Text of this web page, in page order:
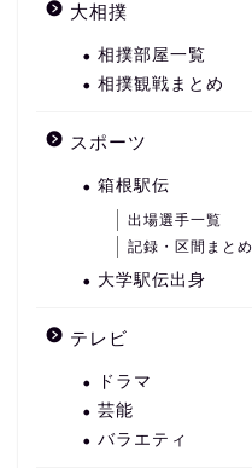
大相撲
相撲部屋一覧
相撲観戦まとめ
スポーツ
箱根駅伝
出場選手一覧
記録・区間まとめ
大学駅伝出身
テレビ
ドラマ
芸能
バラエティ